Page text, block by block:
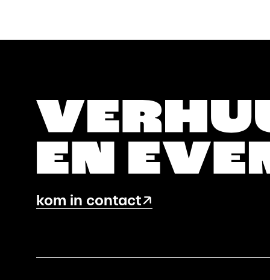
kom in contact